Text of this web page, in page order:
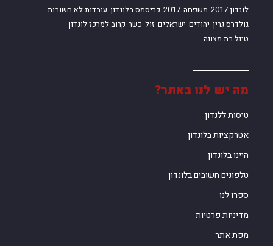
מה יש לנו באתר?
טיסות ללנדון
אטרקציות בלונדון
היינו בלונדון
טלפונים חשובים בלונדון
ספרו לנו
מדיניות פרטיות
מפת אתר
לונדון 2017
משפחה 2017 כריסמס בלונדון עובדות לא חשובות
גולדרס גרין יהודים ישראלים זול כשר קרוב למרכז לונדון
טיול בת מצווה